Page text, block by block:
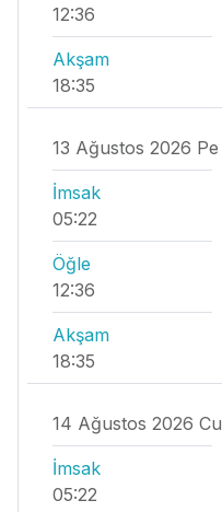
12:36
Akşam
18:35
13 Ağustos 2026 Pe
İmsak
05:22
Öğle
12:36
Akşam
18:35
14 Ağustos 2026 Cu
İmsak
05:22